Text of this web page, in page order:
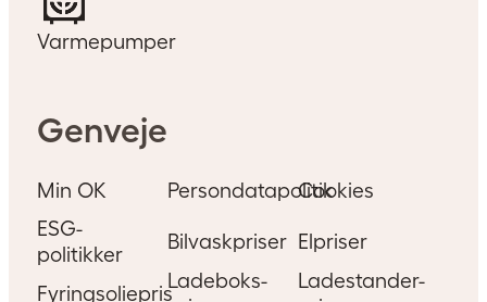
Sådan kører du elbil
effektivt
Varmepumper
Genveje
Min OK PersondatapolitikCookies
ESG-
politikker
Bilvaskpriser Elpriser
Fyringsoliepris
Ladeboks-
Ladestander-